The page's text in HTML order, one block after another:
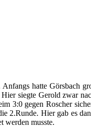
hatte Görsbach
siegte Gerold zwar
3:0 gegen Roscher
2.Runde. Hier gab es
werden musste.